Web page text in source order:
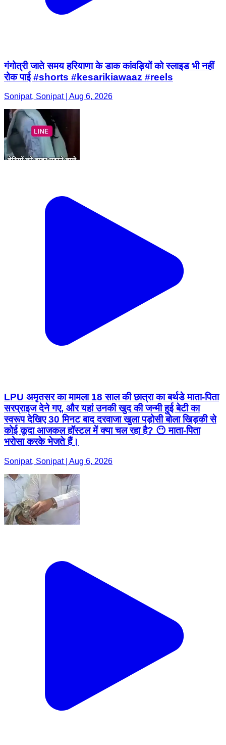
गंगोत्री जाते समय हरियाणा के डाक कांवड़ियों को स्लाइड भी नहीं
रोक पाई #shorts #kesarikiawaaz #reels
Sonipat, Sonipat | Aug 6, 2026
LPU अमृतसर का मामला 18 साल की छात्रा का बर्थडे माता-पिता
सरप्राइज देने गए, और यहां उनकी खुद की जन्मी हुई बेटी का
स्वरूप देखिए 30 मिनट बाद दरवाजा खुला पड़ोसी बोला खिड़की से
कोई कूदा आजकल हॉस्टल में क्या चल रहा है? 😶 माता-पिता
भरोसा करके भेजते हैं।
Sonipat, Sonipat | Aug 6, 2026